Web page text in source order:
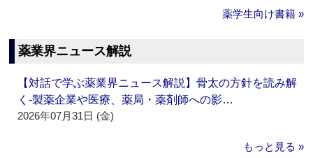
薬学生向け書籍 »
薬業界ニュース解説
【対話で学ぶ薬業界ニュース解説】骨太の方針を読み解
く‐製薬企業や医療、薬局・薬剤師への影…
2026年07月31日 (金)
もっと見る »